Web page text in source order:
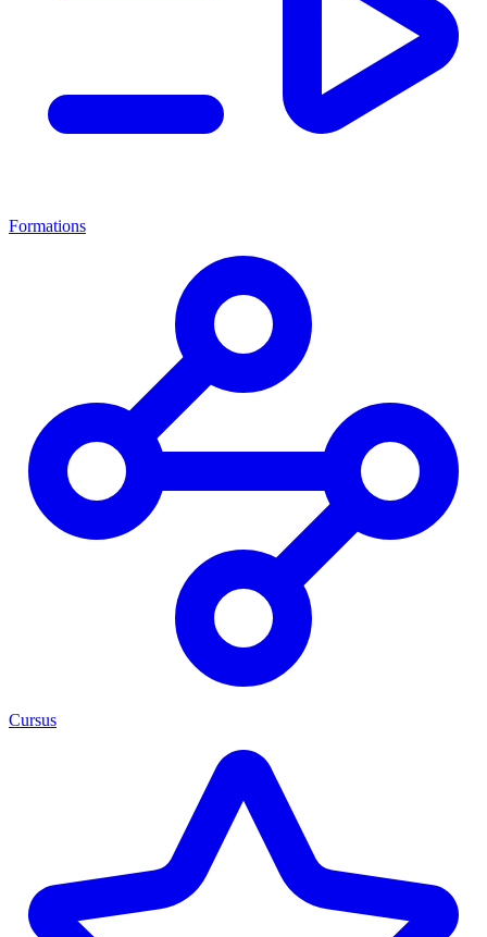
Formations
Cursus